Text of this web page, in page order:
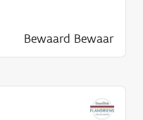
Bewaard Bewaar